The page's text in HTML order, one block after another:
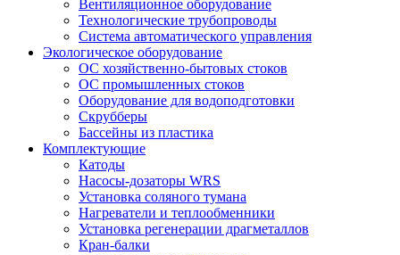
Вентиляционное оборудование
Технологические трубопроводы
Система автоматического управления
Экологическое оборудование
ОС хозяйственно-бытовых стоков
ОС промышленных стоков
Оборудование для водоподготовки
Скрубберы
Бассейны из пластика
Комплектующие
Катоды
Насосы-дозаторы WRS
Установка соляного тумана
Нагреватели и теплообменники
Установка регенерации драгметаллов
Кран-балки